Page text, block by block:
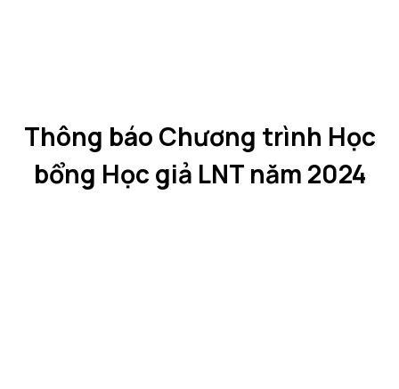
Thông báo Chương trình Học
bổng Học giả LNT năm 2024